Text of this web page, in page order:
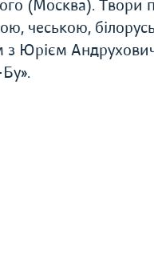
(Москва).
чеською,
з Юрієм